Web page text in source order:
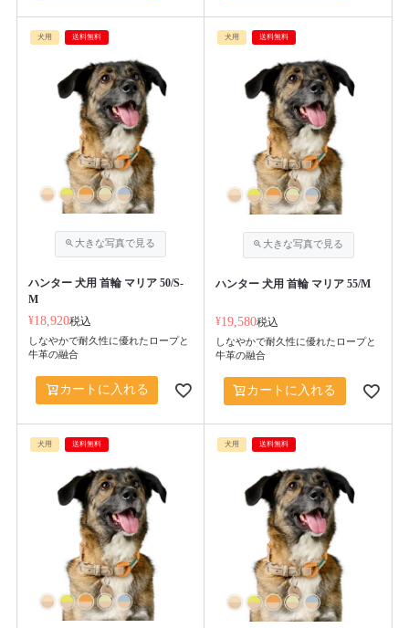
犬用 送料無料
ハンター 犬用 首輪 マリア 50/S-
M
¥18,920税込
しなやかで耐久性に優れたロープと
牛革の融合
カートに入れる
犬用 送料無料
ハンター 犬用 首輪 マリア 55/M
¥19,580税込
しなやかで耐久性に優れたロープと
牛革の融合
カートに入れる
犬用 送料無料 犬用 送料無料